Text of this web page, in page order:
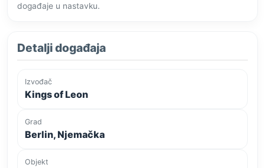
događaje u nastavku.
Detalji događaja
Izvođač
Kings of Leon
Grad
Berlin, Njemačka
Objekt